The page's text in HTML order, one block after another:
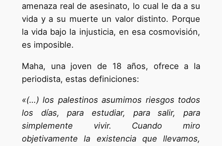
amenaza real de asesinato, lo cual le da a su
vida y a su muerte un valor distinto. Porque
la vida bajo la injusticia, en esa cosmovisión,
es imposible.
Maha, una joven de 18 años, ofrece a la
periodista, estas definiciones:
«(…) los palestinos asumimos riesgos todos
los días, para estudiar, para salir, para
simplemente vivir. Cuando miro
objetivamente la existencia que llevamos,